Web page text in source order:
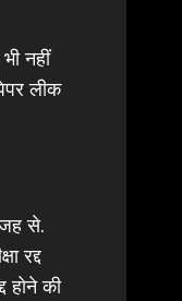
नहीं
लीक
से.
रद्द
होने की